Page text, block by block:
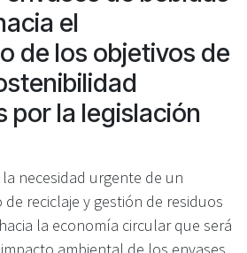
el
de los objetivos de
por la legislación
necesidad urgente de un
reciclaje y gestión de residuos
la economía circular que será